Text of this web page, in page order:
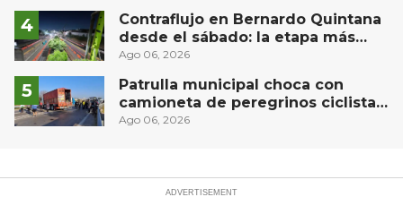
Contraflujo en Bernardo Quintana
desde el sábado: la etapa más
compleja del operativo vial
Ago 06, 2026
Patrulla municipal choca con
camioneta de peregrinos ciclistas
en la autopista México-Querétaro
Ago 06, 2026